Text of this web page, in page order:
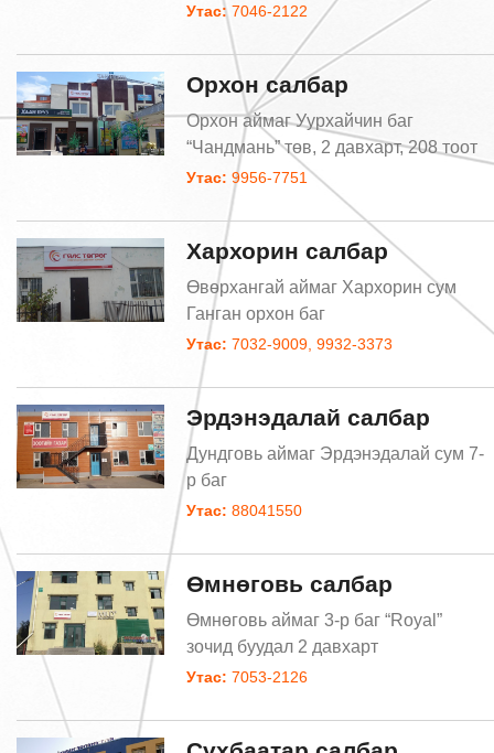
Утас: 7046-2122
Орхон салбар
Орхон аймаг Уурхайчин баг
“Чандмань” төв, 2 давхарт, 208 тоот
Утас: 9956-7751
Хархорин салбар
Өвөрхангай аймаг Хархорин сум
Ганган орхон баг
Утас: 7032-9009, 9932-3373
Эрдэнэдалай салбар
Дундговь аймаг Эрдэнэдалай сум 7-
р баг
Утас: 88041550
Өмнөговь салбар
Өмнөговь аймаг 3-р баг “Royal”
зочид буудал 2 давхарт
Утас: 7053-2126